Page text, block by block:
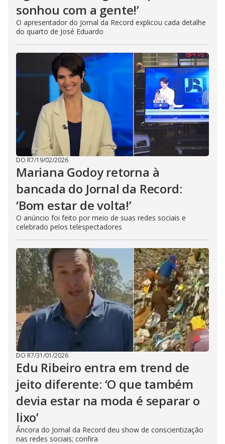
sonhou com a gente!’
O apresentador do Jornal da Record explicou cada detalhe
do quarto de José Eduardo
DO R7/19/02/2026
Mariana Godoy retorna à
bancada do Jornal da Record:
‘Bom estar de volta!’
O anúncio foi feito por meio de suas redes sociais e
celebrado pelos telespectadores
DO R7/31/01/2026
Edu Ribeiro entra em trend de
jeito diferente: ‘O que também
devia estar na moda é separar o
lixo’
Âncora do Jornal da Record deu show de conscientização
nas redes sociais; confira